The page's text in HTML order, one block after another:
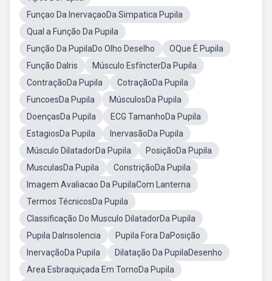
Funçao Da InervaçaoDa Simpatica Pupila
Qual a Função Da Pupila
Função Da PupilaDo Olho Deselho
OQue É Pupila
Função DaIris
Músculo EsfíncterDa Pupila
ContraçãoDa Pupila
CotraçãoDa Pupila
FuncoesDa Pupila
MúsculosDa Pupila
DoençasDa Pupila
ECG TamanhoDa Pupila
EstagiosDa Pupila
InervasãoDa Pupila
Músculo DilatadorDa Pupila
PosiçãoDa Pupila
MusculasDa Pupila
ConstriçãoDa Pupila
Imagem Avaliacao Da PupilaCom Lanterna
Termos TécnicosDa Pupila
Classificação Do Musculo DilatadorDa Pupila
Pupila DaInsolencia
Pupila Fora DaPosição
InervaçãoDa Pupila
Dilatação Da PupilaDesenho
Area Esbraquiçada Em TornoDa Pupila